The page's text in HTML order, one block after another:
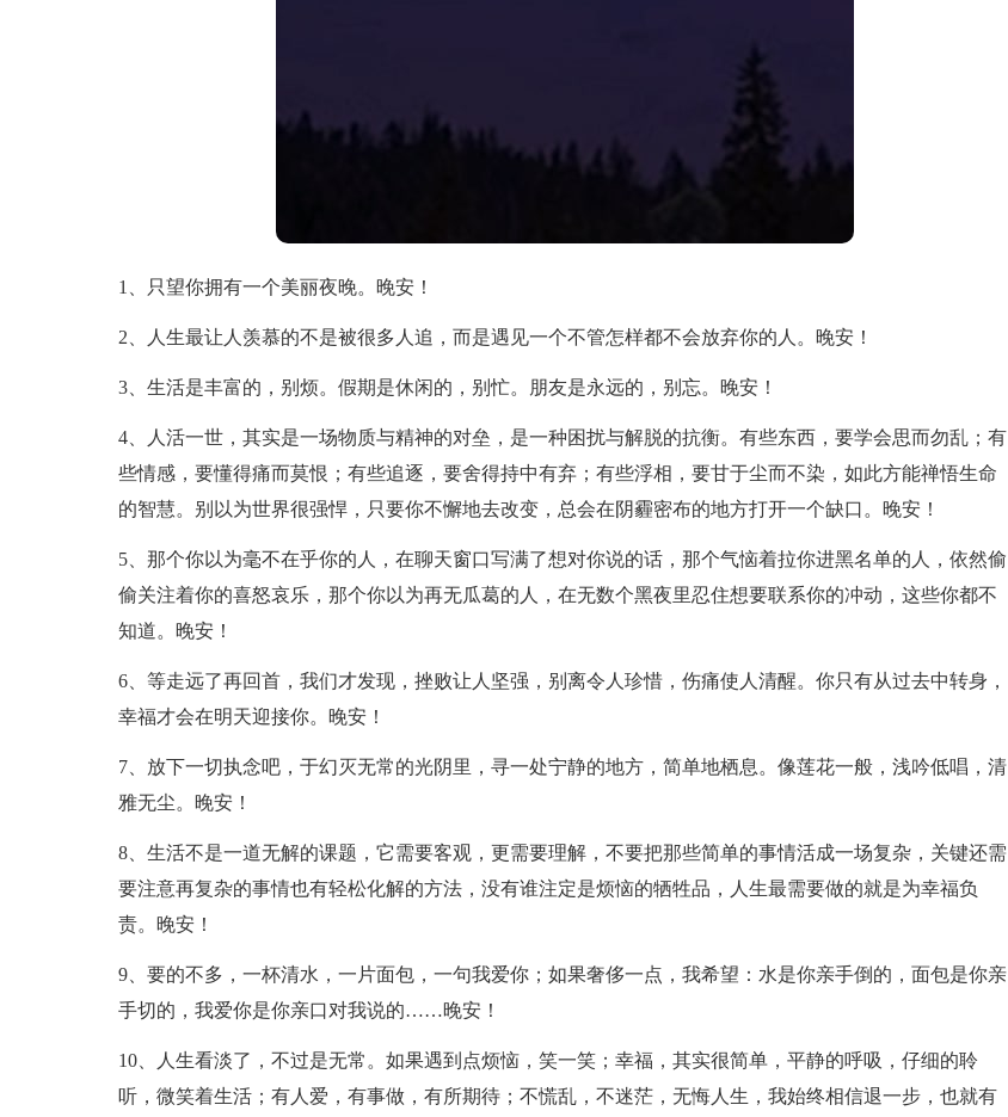
1、只望你拥有一个美丽夜晚。晚安！
2、人生最让人羡慕的不是被很多人追，而是遇见一个不管怎样都不会放弃你的人。晚安！
3、生活是丰富的，别烦。假期是休闲的，别忙。朋友是永远的，别忘。晚安！
4、人活一世，其实是一场物质与精神的对垒，是一种困扰与解脱的抗衡。有些东西，要学会思而勿乱；有
些情感，要懂得痛而莫恨；有些追逐，要舍得持中有弃；有些浮相，要甘于尘而不染，如此方能禅悟生命
的智慧。别以为世界很强悍，只要你不懈地去改变，总会在阴霾密布的地方打开一个缺口。晚安！
5、那个你以为毫不在乎你的人，在聊天窗口写满了想对你说的话，那个气恼着拉你进黑名单的人，依然偷
偷关注着你的喜怒哀乐，那个你以为再无瓜葛的人，在无数个黑夜里忍住想要联系你的冲动，这些你都不
知道。晚安！
6、等走远了再回首，我们才发现，挫败让人坚强，别离令人珍惜，伤痛使人清醒。你只有从过去中转身，
幸福才会在明天迎接你。晚安！
7、放下一切执念吧，于幻灭无常的光阴里，寻一处宁静的地方，简单地栖息。像莲花一般，浅吟低唱，清
雅无尘。晚安！
8、生活不是一道无解的课题，它需要客观，更需要理解，不要把那些简单的事情活成一场复杂，关键还需
要注意再复杂的事情也有轻松化解的方法，没有谁注定是烦恼的牺牲品，人生最需要做的就是为幸福负
责。晚安！
9、要的不多，一杯清水，一片面包，一句我爱你；如果奢侈一点，我希望：水是你亲手倒的，面包是你亲
手切的，我爱你是你亲口对我说的……晚安！
10、人生看淡了，不过是无常。如果遇到点烦恼，笑一笑；幸福，其实很简单，平静的呼吸，仔细的聆
听，微笑着生活；有人爱，有事做，有所期待；不慌乱，不迷茫，无悔人生，我始终相信退一步，也就有